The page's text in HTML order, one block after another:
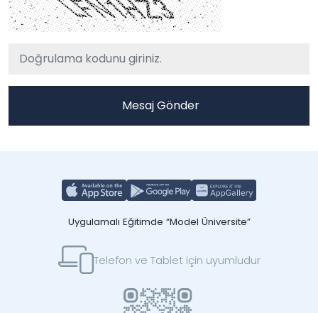
Uygulamalı Eğitimde “Model Üniversite”
Telefon ve Tablet için uyumludur